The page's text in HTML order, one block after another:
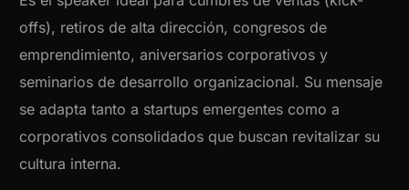
offs), retiros de alta dirección, congresos de
emprendimiento, aniversarios corporativos y
seminarios de desarrollo organizacional. Su mensaje
se adapta tanto a startups emergentes como a
corporativos consolidados que buscan revitalizar su
cultura interna.